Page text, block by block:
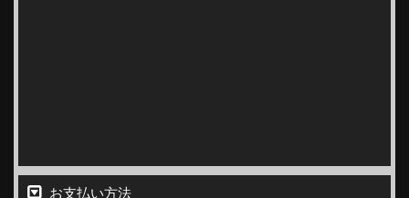
お支払い方法